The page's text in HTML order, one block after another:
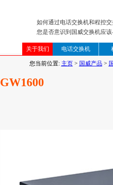
如何通过电话交换机和程控
您是否意识到国威交换机应
关于我们 电话交换机
您当前位置: 主页> 国威产品>
GW1600